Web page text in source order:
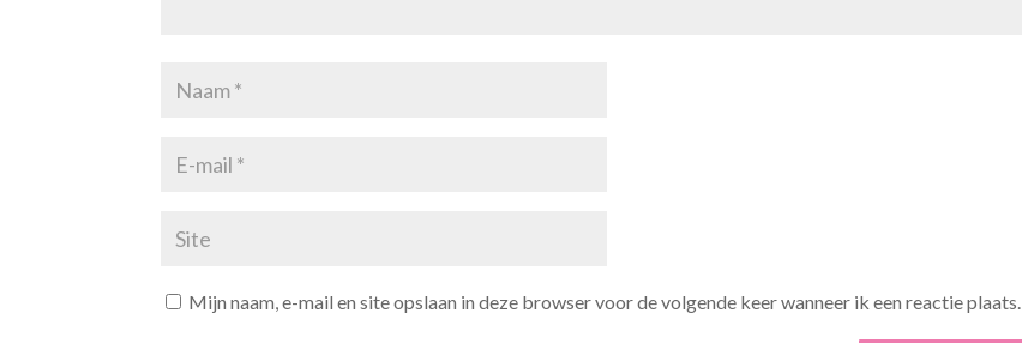
Mijn naam, e-mail en site opslaan in deze browser voor de volgende keer wanneer ik een reactie plaats.